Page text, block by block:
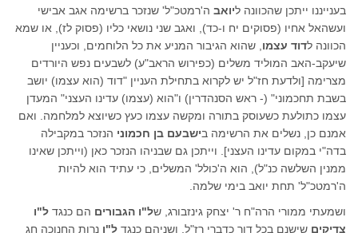
בענייננו ייתכן שהכוונה ליואב ה'רמטכ"ל' שנזכר ברשימה אגב אבישי
ועשהאל אחיו (פסוקים יח ו-כד), ואגב שני נושאי כליו (פסוק לז), או שמא
הכוונה לדוד עצמו , שהוא הגיבור המניע את כל הלוחמים, וכעניין
שיעקב-האב המוליד משלים (כפירוש הראב"ע) לשבעים נפש היורדים
מצרימה [ולדעת חז"ל יש לקרוא בתחילת העניין "דוד (הוא עצמו) יושב
בשבת תחכמוני" (- ראש הסנהדרין) ו"הוא (עצמו) עדינו העצני" המעדן
עצמו כתולעת כשעוסק בתורה ומקשה עצמו כעץ כשיוצא למלחמה. ואם
אמנם כן, נשלים את הרשימה בישבעם בן חכמוני הנזכר במקבילה
בדה"י במקום עדינו העצני]. וייתכן גם שבניהו הנזכר כאן (וייתכן שאינו
ממנין השלשה כנ"ל), הוא ה'כולל' המשלים, כי עתיד הוא להיות
ה'רמטכ"ל' תחת יואב בימי שלמה.
ושמעתי ממורי הרה"ח ר' יצחק גינזבורג, של"ו הגבורים הם כנגד ל"ו
צדיקים שישנם בכל דור כדברי רז"ל, ושניהם כנגד ל"ו נרות החנוכה חג